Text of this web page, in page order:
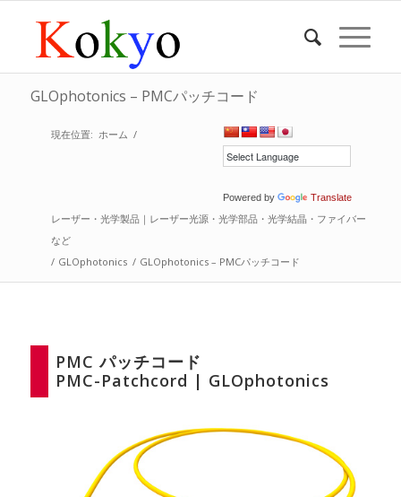
GLOphotonics – PMCパッチコード
Powered by Translate
現在位置: ホーム /
レーザー・光学製品｜レーザー光源・光学部品・光学結晶・ファイバー
など
/ GLOphotonics / GLOphotonics – PMCパッチコード
PMC パッチコード
PMC-Patchcord | GLOphotonics